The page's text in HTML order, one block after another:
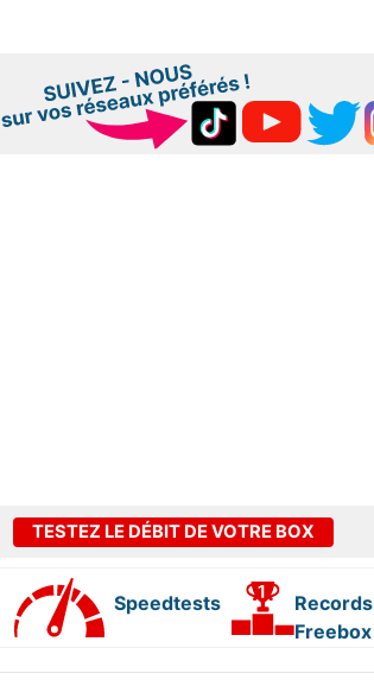
TESTEZ LE DÉBIT DE VOTRE BOX
Speedtests
Records
Freebox